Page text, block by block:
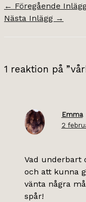
← Föregående
Nästa Inlägg →
1 reaktion på
Emma
2
Vad underbart
och att kunna
vänta några
spår!